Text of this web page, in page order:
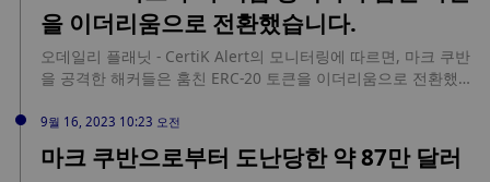
호화폐 애호가 모두에게 유용한 리소스가 될 것으로 기대됩니다.
을 이더리움으로 전환했습니다.
오데일리 플래닛 - CertiK Alert의 모니터링에 따르면, 마크 쿠반
을 공격한 해커들은 훔친 ERC-20 토큰을 이더리움으로 전환했으
이전 뉴스에 따르면, 마크 쿠반은 어젯밤 약 87만 달러를 도난당
했습니다. 또한 폴리곤의 지갑 주소에는 250만 USDC가 있었는
데, 마크 쿠반은 도난 당하기 전에 코인베이스로 이체했습니다.
9월 16, 2023 10:23 오전
마크 쿠반으로부터 도난당한 약 87만 달러